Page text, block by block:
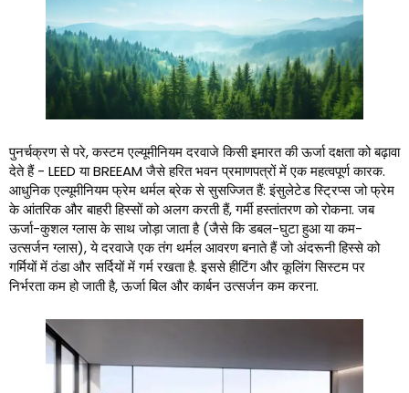
पुनर्चक्रण से परे, कस्टम एल्यूमीनियम दरवाजे किसी इमारत की ऊर्जा दक्षता को बढ़ावा
देते हैं - LEED या BREEAM जैसे हरित भवन प्रमाणपत्रों में एक महत्वपूर्ण कारक.
आधुनिक एल्यूमीनियम फ्रेम थर्मल ब्रेक से सुसज्जित हैं: इंसुलेटेड स्ट्रिप्स जो फ्रेम
के आंतरिक और बाहरी हिस्सों को अलग करती हैं, गर्मी हस्तांतरण को रोकना. जब
ऊर्जा-कुशल ग्लास के साथ जोड़ा जाता है (जैसे कि डबल-घुटा हुआ या कम-
उत्सर्जन ग्लास), ये दरवाजे एक तंग थर्मल आवरण बनाते हैं जो अंदरूनी हिस्से को
गर्मियों में ठंडा और सर्दियों में गर्म रखता है. इससे हीटिंग और कूलिंग सिस्टम पर
निर्भरता कम हो जाती है, ऊर्जा बिल और कार्बन उत्सर्जन कम करना.